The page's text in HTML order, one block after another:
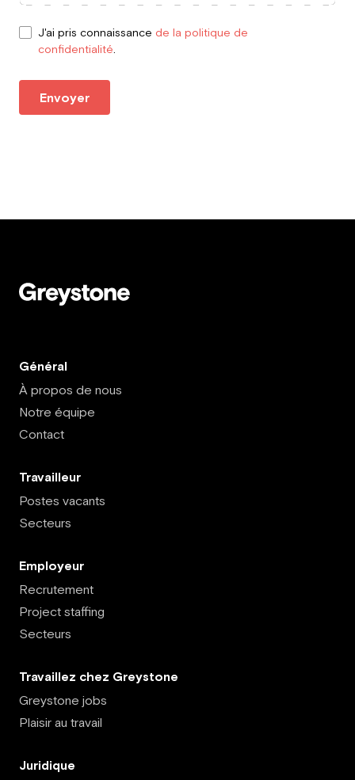
J'ai pris connaissance de la politique de
confidentialité
Envoyer
Général
À propos de nous
Notre équipe
Contact
Travailleur
Postes vacants
Secteurs
Employeur
Recrutement
Project staffing
Secteurs
Travaillez chez Greystone
Greystone jobs
Plaisir au travail
Juridique